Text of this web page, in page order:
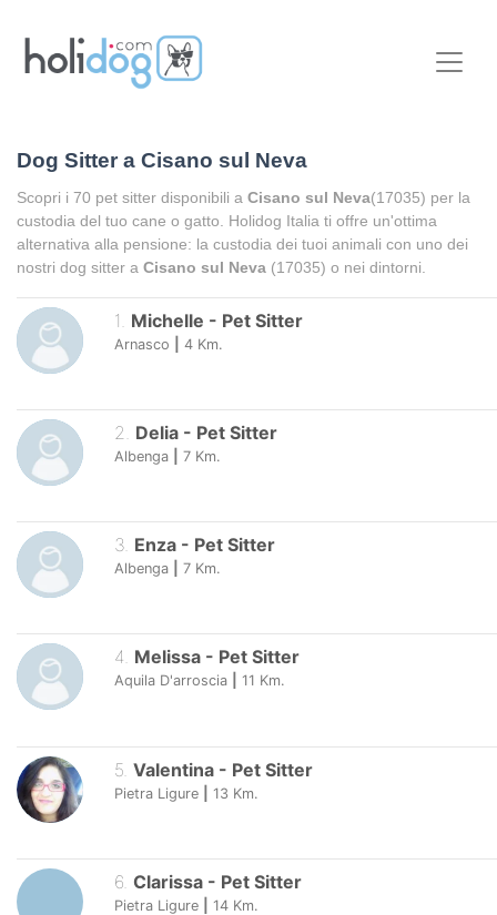
Dog Sitter a Cisano sul Neva
Scopri i 70 pet sitter disponibili a Cisano sul Neva(17035) per la
custodia del tuo cane o gatto. Holidog Italia ti offre un'ottima
alternativa alla pensione: la custodia dei tuoi animali con uno dei
nostri dog sitter a Cisano sul Neva (17035) o nei dintorni.
1 Michelle - Pet Sitter
Arnasco 4 Km.
2. Delia - Pet Sitter
Albenga 7 Km.
3. Enza - Pet Sitter
Albenga 7 Km.
4. Melissa - Pet Sitter
Aquila D'arroscia 11 Km.
5 Valentina - Pet Sitter
Pietra Ligure 13 Km.
6 Clarissa - Pet Sitter
Pietra Ligure 14 Km.